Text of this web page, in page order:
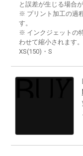
と誤差が生じる場合
※ プリント加工の過
す。
※ インクジェットの
わせて縮小されます
XS(150)・S